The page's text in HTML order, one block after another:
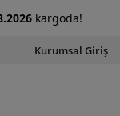
Kurumsal Giriş